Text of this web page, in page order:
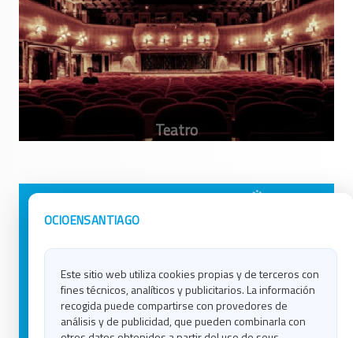
OCIOENSANTIAGO
Este sitio web utiliza cookies propias y de terceros con
fines técnicos, analíticos y publicitarios. La información
recogida puede compartirse con provedores de
análisis y de publicidad, que pueden combinarla con
Avisos Legales
Contacto
Política de Cookies
Ocio en Lugo
Ocio en Ourense
Ocio en Pontevedra
Ocio en Santiago